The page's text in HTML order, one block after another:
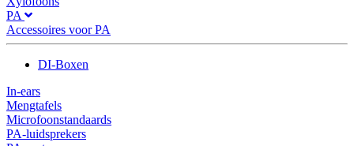
PA
Accessoires voor PA
DI-Boxen
In-ears
Mengtafels
Microfoonstandaards
PA-luidsprekers